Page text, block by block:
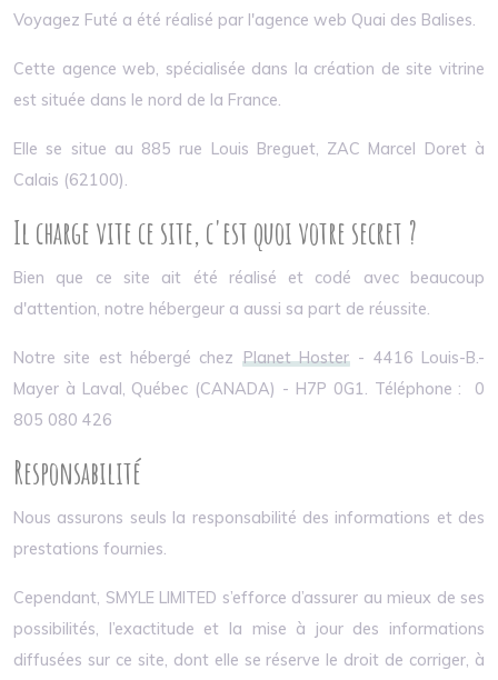
Voyagez Futé a été réalisé par l'agence web Quai des Balises.
Cette agence web, spécialisée dans la création de site vitrine
est située dans le nord de la France.
Elle se situe au 885 rue Louis Breguet, ZAC Marcel Doret à
Calais (62100).
Il charge vite ce site, c'est quoi votre secret ?
Bien que ce site ait été réalisé et codé avec beaucoup
d'attention, notre hébergeur a aussi sa part de réussite.
Notre site est hébergé chez Planet Hoster - 4416 Louis-B.-
Mayer à Laval, Québec (CANADA) - H7P 0G1. Téléphone : 0
805 080 426
Responsabilité
Nous assurons seuls la responsabilité des informations et des
prestations fournies.
Cependant, SMYLE LIMITED s’efforce d’assurer au mieux de ses
possibilités, l’exactitude et la mise à jour des informations
diffusées sur ce site, dont elle se réserve le droit de corriger, à